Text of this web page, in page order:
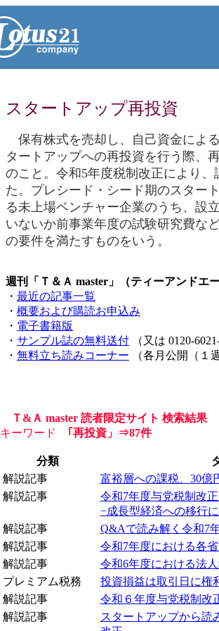
スタートアップ再投資
保有株式を売却し、自己資金によ
タートアップへの再投資を行う際、
のこと。令和5年度税制改正により
た。プレシード・シード期のスター
る未上場ベンチャー企業のうち、設
いないか前事業年度の試験研究費な
の要件を満たすものをいう。
週刊「Ｔ＆Ａ master」（ティーアンドエ
・ 最近の記事一覧
・ 概要および購読お申込み
・ 電子書籍版
・ サンプル誌の無料送付 （又は 0120-6021-
・ 無料立ち読みコーナー （各月公開（１
Ｔ&Ａ master 読者限定サイト 検索結果
キーワード ｢再投資 」 ⇒87件
分類
解説記事
富裕層への課税、30億
解説記事
令和7年度与党税制改
−成長型経済への移行
解説記事 Q&Aで読み解く令和7
解説記事
令和7年度における各
解説記事
令和6年度における法
プレミアム税務
投資損益は取引日に権
解説記事
令和６年度与党税制改
解説記事
スタートアップから読